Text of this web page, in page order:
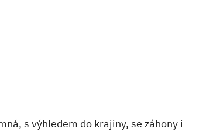
s výhledem do krajiny, se záhony i